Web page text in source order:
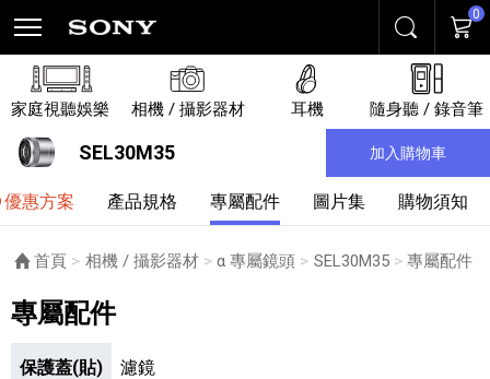
搜尋 購物
0
家庭視聽娛樂 相機 / 攝影器材 耳機 隨身聽 / 錄音筆
SEL30M35 加入購物車
優惠方案 產品規格 專屬配件 圖片集 購物須知
首頁 相機 / 攝影器材 α 專屬鏡頭 SEL30M35 目前頁面：
專屬配件
專屬配件
保護蓋(貼) 濾鏡